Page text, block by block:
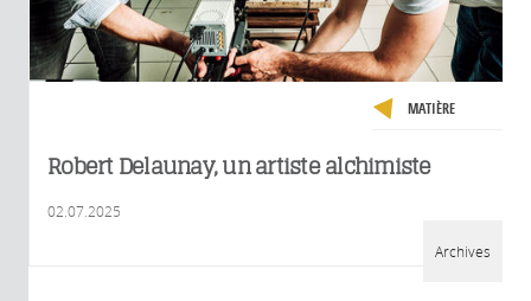
MATIÈRE
Robert Delaunay, un artiste alchimiste
02.07.2025
Archives